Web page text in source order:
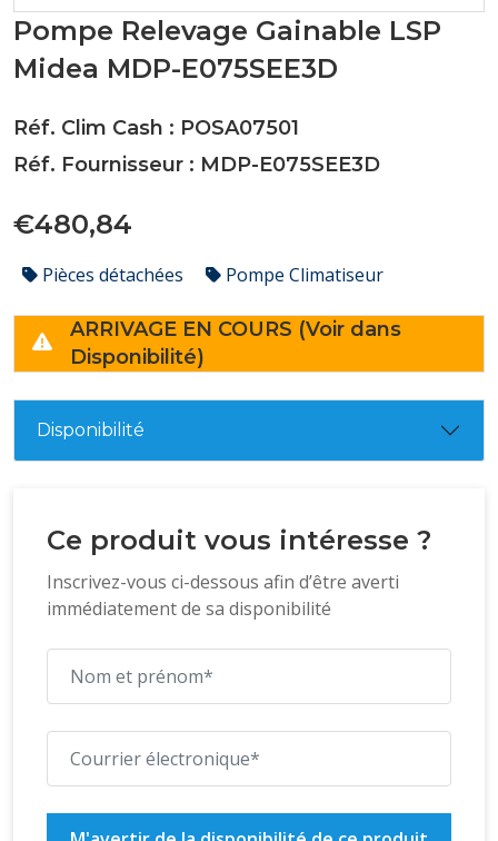
Pompe Relevage Gainable LSP
Midea MDP-E075SEE3D
Réf. Clim Cash : POSA07501
Réf. Fournisseur : MDP-E075SEE3D
€480,84
Pièces détachées Pompe Climatiseur
ARRIVAGE EN COURS (Voir dans
Disponibilité)
Disponibilité
Ce produit vous intéresse ?
Inscrivez-vous ci-dessous afin d’être averti
immédiatement de sa disponibilité